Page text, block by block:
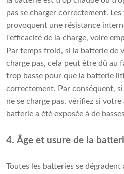
pas se charger correctement.
provoquent une résistance
l'efficacité de la charge, voire
Par temps froid, si la batterie de
charge pas, cela peut être dû au
trop basse pour que la batterie
correctement. Par conséquent,
ne se charge pas, vérifiez si
batterie a été exposée à de
4. Âge et usure de la
Toutes les batteries se